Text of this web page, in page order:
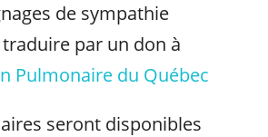
de sympathie
par un don à
Pulmonaire du Québec
seront disponibles